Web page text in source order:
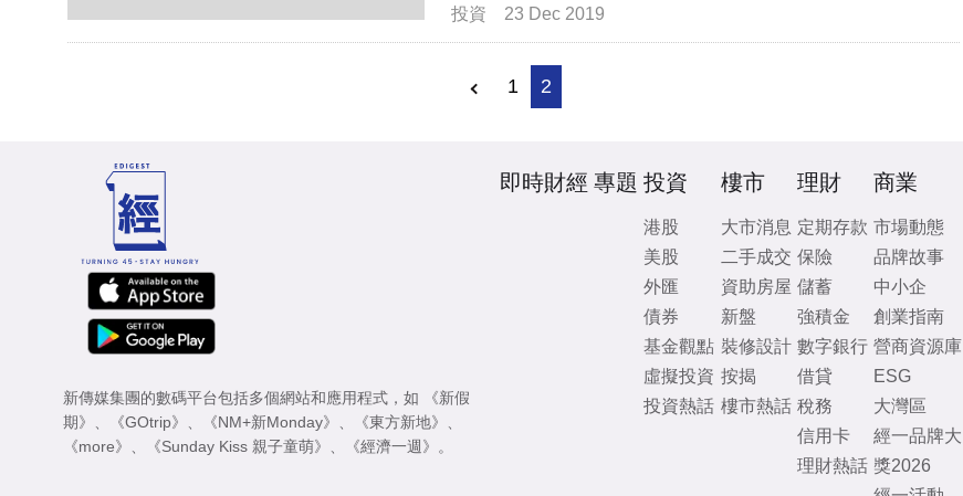
投資 23 Dec 2019
1 2
新傳媒集團的數碼平台包括多個網站和應用程式，如
《新假
期》
《GOtrip》 《NM+新Monday》 《東方新地》
《more》
《Sunday Kiss 親子童萌》 《經濟一週》 。
即時財經 專題 投資
港股
美股
外匯
債券
基金觀點
虛擬投資
投資熱話
樓市
大市消息
二手成交
資助房屋
新盤
裝修設計
按揭
樓市熱話
理財
定期存款
保險
儲蓄
強積金
數字銀行
借貸
稅務
信用卡
理財熱話
商業
市場動態
品牌故事
中小企
創業指南
營商資源庫
ESG
大灣區
經一品牌大
獎2026